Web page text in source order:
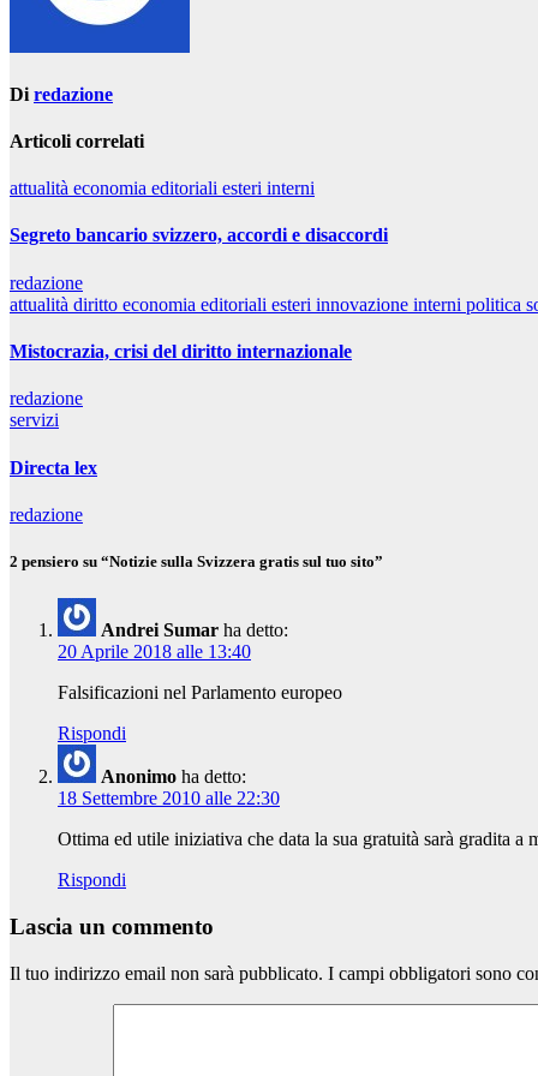
Di redazione
Articoli correlati
attualità economia editoriali esteri interni
Segreto bancario svizzero, accordi e disaccordi
redazione
attualità diritto economia editoriali esteri innovazione interni politica
Mistocrazia, crisi del diritto internazionale
redazione
servizi
Directa lex
redazione
2 pensiero su “Notizie sulla Svizzera gratis sul tuo sito”
Andrei Sumar ha detto:
20 Aprile 2018 alle 13:40
Falsificazioni nel Parlamento europeo
Rispondi
Anonimo ha detto:
18 Settembre 2010 alle 22:30
Ottima ed utile iniziativa che data la sua gratuità sarà gradita a
Rispondi
Lascia un commento
Il tuo indirizzo email non sarà pubblicato. I campi obbligatori sono